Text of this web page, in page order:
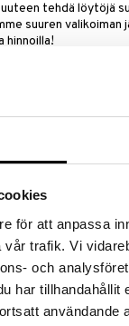
för att anpassa
trafik. Vi
och
har
användande
tehdä löytöjä
suuren
hinnoilla!
elimistöä
Hälsa Bromelain
ananaksen
tai aterioiden
Digestion Unit),
Raaka-aineen
voidaan